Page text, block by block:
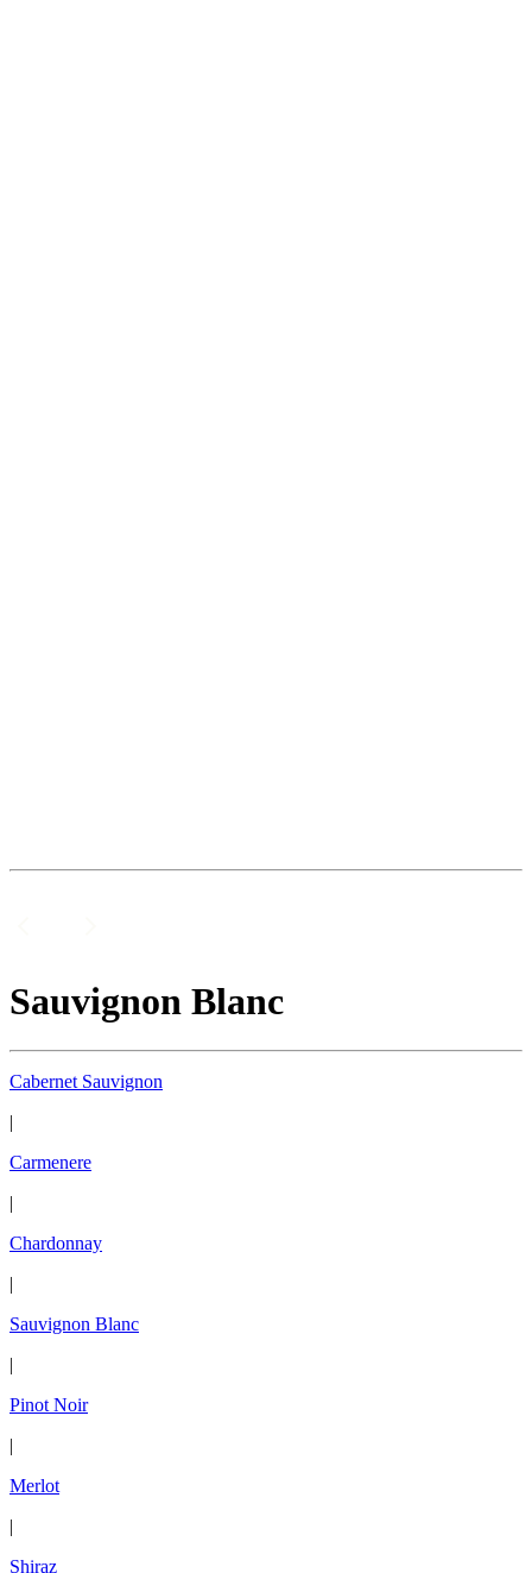
Sauvignon Blanc
Cabernet Sauvignon
|
Carmenere
|
Chardonnay
|
Sauvignon Blanc
|
Pinot Noir
|
Merlot
|
Shiraz